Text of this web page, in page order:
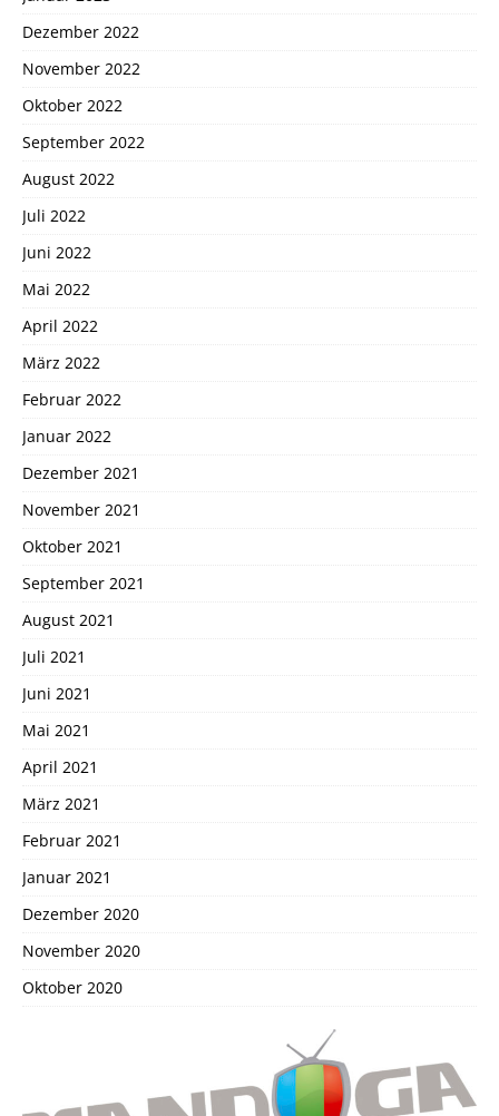
Dezember 2022
November 2022
Oktober 2022
September 2022
August 2022
Juli 2022
Juni 2022
Mai 2022
April 2022
März 2022
Februar 2022
Januar 2022
Dezember 2021
November 2021
Oktober 2021
September 2021
August 2021
Juli 2021
Juni 2021
Mai 2021
April 2021
März 2021
Februar 2021
Januar 2021
Dezember 2020
November 2020
Oktober 2020